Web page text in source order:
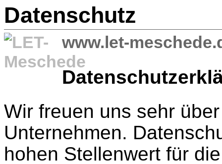
Datenschutz
www.let-
Wir freuen uns sehr
Unternehmen.
hohen Stellenwert für